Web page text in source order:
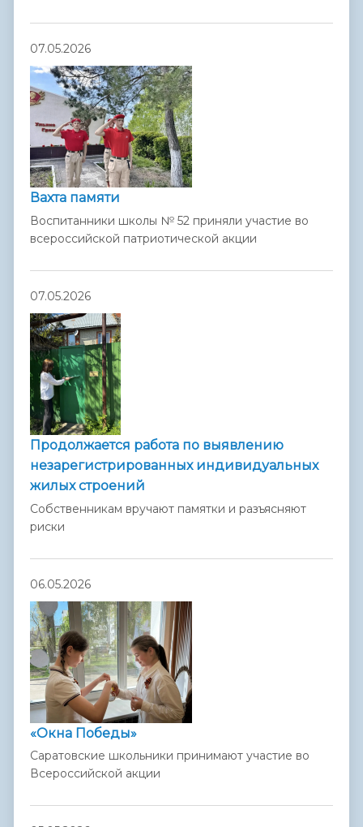
07.05.2026
Вахта памяти
Воспитанники школы № 52 приняли участие во
всероссийской патриотической акции
07.05.2026
Продолжается работа по выявлению
незарегистрированных индивидуальных
жилых строений
Собственникам вручают памятки и разъясняют
риски
06.05.2026
«Окна Победы»
Саратовские школьники принимают участие во
Всероссийской акции